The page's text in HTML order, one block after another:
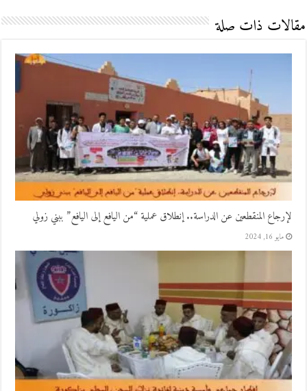
مقالات ذات صلة
لإرجاع المنقطعين عن الدراسة.. إنطلاق عملية “من اليافع إلى اليافع” ببني زولي
مايو 16, 2024